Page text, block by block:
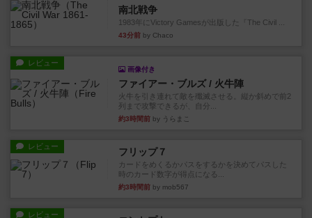
南北戦争
1983年にVictory Gamesが出版した『The Civil ...
43分前 by Chaco
レビュー
画像付き
ファイアー・ブルズ / 火牛陣
火牛を引き連れて敵を殲滅させる。縦か斜めで前2
列まで攻撃できるが、自分...
約3時間前 by うらまこ
レビュー フリップ７
カードをめくるかパスをするかを決めてパスした
時のカード数字が得点になる...
約3時間前 by mob567
レビュー